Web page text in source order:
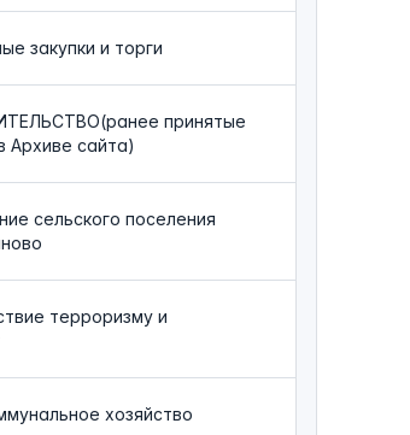
закупки и торги
принятые
Архиве сайта)
сельского поселения
терроризму и
хозяйство